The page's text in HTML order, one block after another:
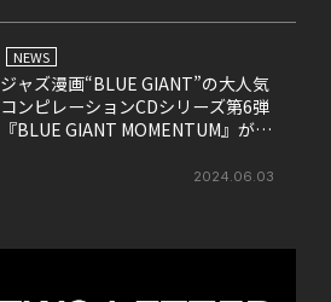
NEWS
ジャズ漫画“BLUE GIANT”の大人気
コンピレーションCDシリーズ第6弾
『BLUE GIANT MOMENTUM』が6
2024.06.03